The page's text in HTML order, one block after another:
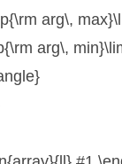
arg\,
arg\,